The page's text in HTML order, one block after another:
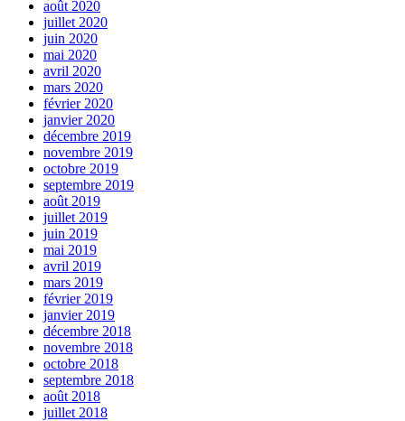
août 2020
juillet 2020
juin 2020
mai 2020
avril 2020
mars 2020
février 2020
janvier 2020
décembre 2019
novembre 2019
octobre 2019
septembre 2019
août 2019
juillet 2019
juin 2019
mai 2019
avril 2019
mars 2019
février 2019
janvier 2019
décembre 2018
novembre 2018
octobre 2018
septembre 2018
août 2018
juillet 2018